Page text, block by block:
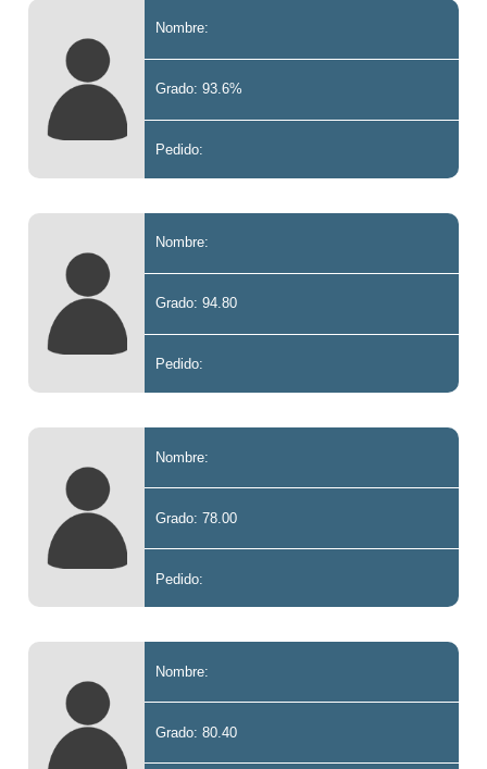
Nombre:
Grado: 93.6%
Pedido:
Nombre:
Grado: 94.80
Pedido:
Nombre:
Grado: 78.00
Pedido:
Nombre:
Grado: 80.40